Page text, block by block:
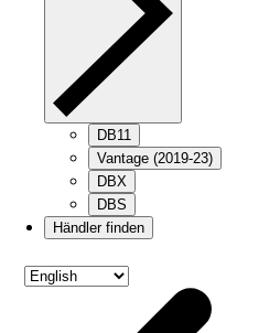
DB11
Vantage (2019-23)
DBX
DBS
Händler finden